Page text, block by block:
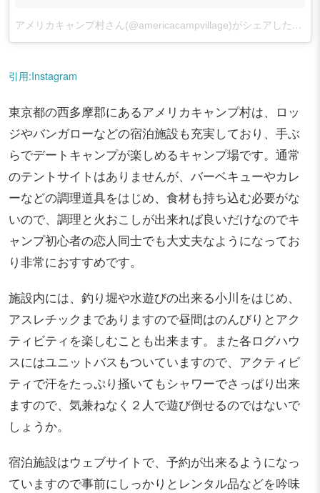
アメリカキャンプ村さん(@americacampvillage)がシェアした投稿
引用:Instagram
東京都の西多摩郡にあるアメリカキャンプ村は、ロッ
ジやバンガローなどの宿泊施設も充実しており、手ぶ
らでデートキャンプが楽しめるキャンプ場です。通常
のテントサイトはありませんが、バーベキューやカレ
ーなどの調理道具をはじめ、食材も持ち込む必要がな
いので、調理と火おこしが出来れば良いだけなのでキ
ャンプ初心者の恋人同士でも大丈夫なようになってお
り非常におすすめです。
施設内には、釣り堀や水遊びの出来る小川をはじめ、
アスレチックまでありますので昼間はのんびりとアク
ティビティを楽しむことも出来ます。また各ログハウ
スにはユニットバスもついていますので、アクティビ
ティで汗をたっぷり掻いてもシャワーでさっぱり出来
ますので、気兼ねなく２人で遊び倒せるのではないで
しょうか。
宿泊施設はウェブサイトで、予約が出来るようになっ
ていますので事前にしっかりとレンタル品などを吟味